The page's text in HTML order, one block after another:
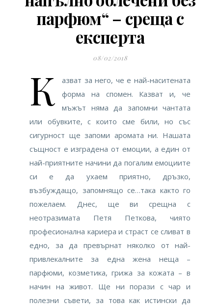
парфюм“ – среща с
експерта
08/02/2018
К
азват за него, че е най-наситената
форма на спомен. Казват и, че
мъжът няма да запомни чантата
или обувките, с които сме били, но със
сигурност ще запоми аромата ни. Нашата
същност е изградена от емоции, а един от
най-приятните начини да погалим емоциите
си е да ухаем приятно, дръзко,
възбуждащо, запомнящо се…така както го
пожелаем. Днес, ще ви срещна с
неотразимата Петя Петкова, чиято
професионална кариера и страст се сливат в
едно, за да превърнат няколко от най-
привлекалните за една жена неща –
парфюми, козметика, грижа за кожата – в
начин на живот. Ще ни порази с чар и
полезни съвети, за това как истински да